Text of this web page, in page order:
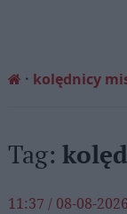
kolędnicy
Tag:
11:37 / 08-08-2026